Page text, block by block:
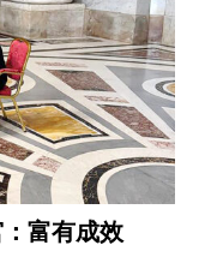
富有成效